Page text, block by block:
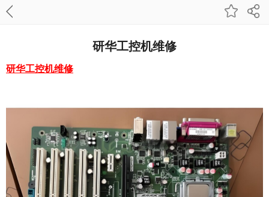
研华工控机维修
研华工控机维修